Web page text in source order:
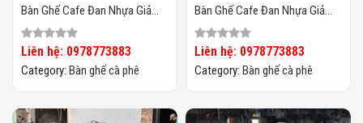
Bàn Ghế Cafe Đan Nhựa Giả
Mây HTT-012
Liên hệ: 0978773883
Category: Bàn ghế cà phê
Bàn Ghế Cafe Đan Nhựa Giả
Mây HTT-010
Liên hệ: 0978773883
Category: Bàn ghế cà phê